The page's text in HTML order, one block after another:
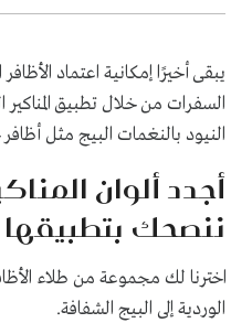
يبقى أخيرًا إمكانية اعتماد
السفرات من خلال تطبيق
النيود بالنغمات البيج مثل
أجدد ألوان
ننصحك
اخترنا لك مجموعة من طلاء
الوردية إلى البيج الشفافة.